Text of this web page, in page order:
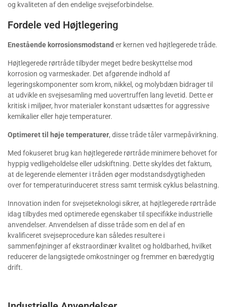
og kvaliteten af den endelige svejseforbindelse.
Fordele ved Højtlegering
Enestående korrosionsmodstand er kernen ved højtlegerede tråde.
Højtlegerede rørtråde tilbyder meget bedre beskyttelse mod
korrosion og varmeskader. Det afgørende indhold af
legeringskomponenter som krom, nikkel, og molybdæn bidrager til
at udvikle en svejsesamling med uovertruffen lang levetid. Dette er
kritisk i miljøer, hvor materialer konstant udsættes for aggressive
kemikalier eller høje temperaturer.
Optimeret til høje temperaturer, disse tråde tåler varmepåvirkning.
Med fokuseret brug kan højtlegerede rørtråde minimere behovet for
hyppig vedligeholdelse eller udskiftning. Dette skyldes det faktum,
at de legerende elementer i tråden øger modstandsdygtigheden
over for temperaturinduceret stress samt termisk cyklus belastning.
Innovation inden for svejseteknologi sikrer, at højtlegerede rørtråde
idag tilbydes med optimerede egenskaber til specifikke industrielle
anvendelser. Anvendelsen af disse tråde som en del af en
kvalificeret svejseprocedure kan således resultere i
sammenføjninger af ekstraordinær kvalitet og holdbarhed, hvilket
reducerer de langsigtede omkostninger og fremmer en bæredygtig
drift.